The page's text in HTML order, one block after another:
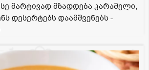
მარტივად მზადდება კარამელი,
დესერტებს დაამშვენებს -